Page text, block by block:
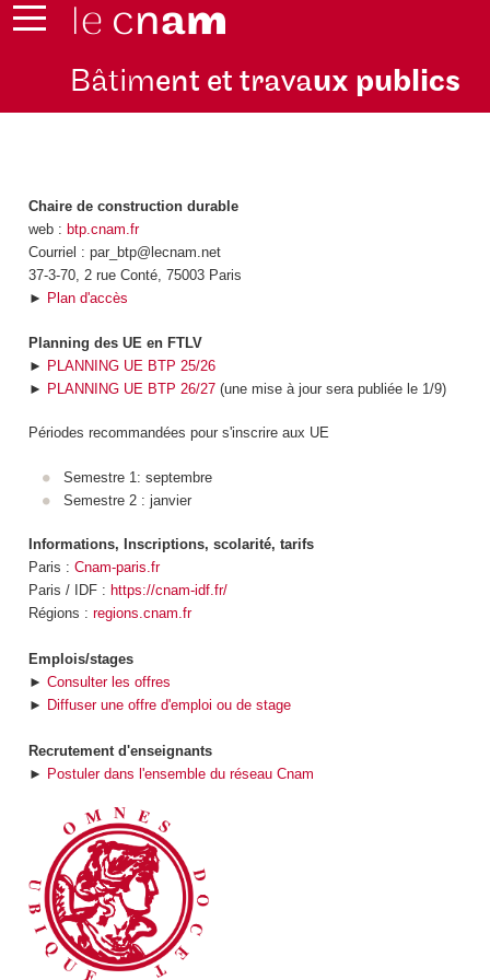
Bâtiment et travaux publics
Chaire de construction durable
web : btp.cnam.fr
Courriel : par_btp@lecnam.net
37-3-70, 2 rue Conté, 75003 Paris
► Plan d'accès
Planning des UE en FTLV
► PLANNING UE BTP 25/26
► PLANNING UE BTP 26/27(une mise à jour sera publiée le 1/9)
Périodes recommandées pour s'inscrire aux UE
Semestre 1: septembre
Semestre 2 : janvier
Informations, Inscriptions, scolarité, tarifs
Paris : Cnam-paris.fr
Paris / IDF : https://cnam-idf.fr/
Régions : regions.cnam.fr
Emplois/stages
► Consulter les offres
► Diffuser une offre d'emploi ou de stage
Recrutement d'enseignants
► Postuler dans l'ensemble du réseau Cnam